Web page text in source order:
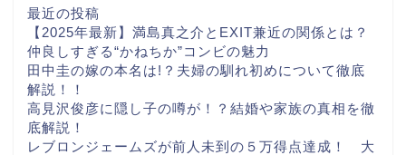
最近の投稿
【2025年最新】満島真之介とEXIT兼近の関係とは？
仲良しすぎる“かねちか”コンビの魅力
田中圭の嫁の本名は!？夫婦の馴れ初めについて徹底
解説！！
高見沢俊彦に隠し子の噂が！？結婚や家族の真相を徹
底解説！
レブロンジェームズが前人未到の５万得点達成！ 大